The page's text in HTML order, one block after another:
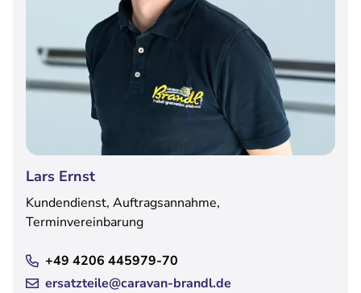
Lars Ernst
Kundendienst, Auftragsannahme,
Terminvereinbarung
+49 4206 445979-70
ersatzteile@caravan-brandl.de